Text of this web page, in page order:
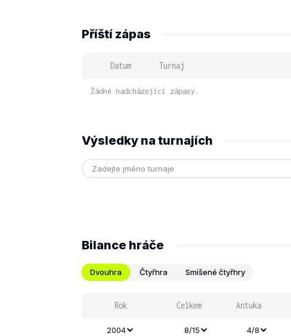
Příští zápas
Datum Turnaj
Žádné nadcházející zápasy.
Výsledky na turnajích
Bilance hráče
Dvouhra Čtyřhra Smíšené čtyřhry
Rok Celkem Antuka
2004 8/15 4/8